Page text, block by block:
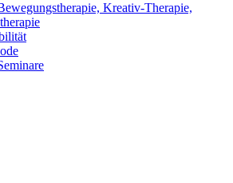
Kreativ-Therapie,